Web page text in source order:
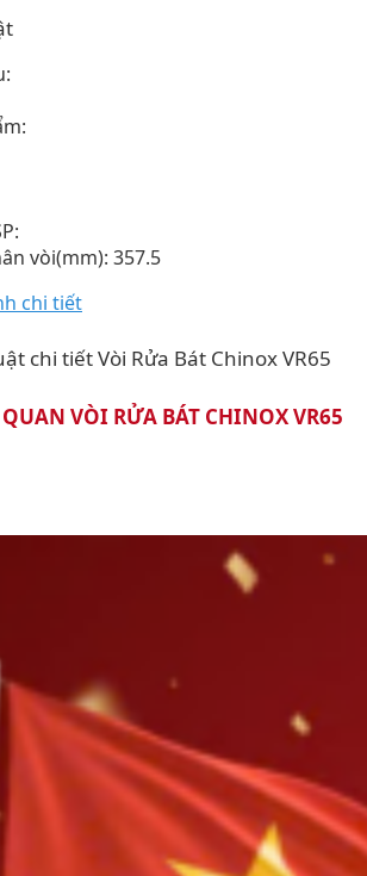
vòi(mm): 357.5
chi tiết
chi tiết Vòi Rửa Bát Chinox VR65
VÒI RỬA BÁT CHINOX VR65